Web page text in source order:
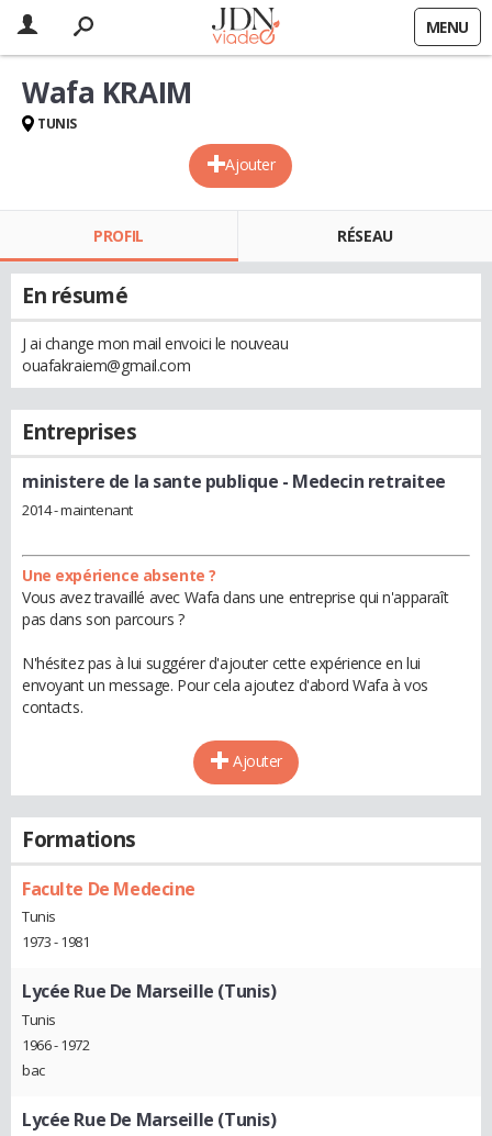
MENU
Ajouter
Wafa KRAIM
TUNIS
PROFIL RÉSEAU
En résumé
J ai change mon mail envoici le nouveau
ouafakraiem@gmail.com
Entreprises
ministere de la sante publique - Medecin retraitee
2014 - maintenant
Une expérience absente ?
Vous avez travaillé avec Wafa dans une entreprise qui n'apparaît
pas dans son parcours ?
N'hésitez pas à lui suggérer d'ajouter cette expérience en lui
envoyant un message. Pour cela ajoutez d'abord Wafa à vos
contacts.
Ajouter
Formations
Faculte De Medecine
Tunis
1973 - 1981
Lycée Rue De Marseille (Tunis)
Tunis
1966 - 1972
bac
Lycée Rue De Marseille (Tunis)